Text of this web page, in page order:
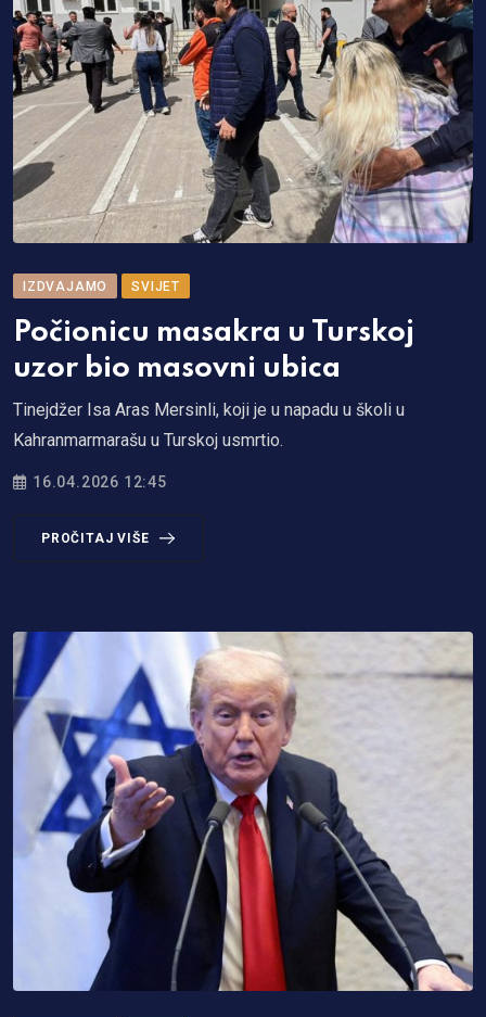
IZDVAJAMO SVIJET
Počionicu masakra u Turskoj
uzor bio masovni ubica
Tinejdžer Isa Aras Mersinli, koji je u napadu u školi u
Kahranmarmarašu u Turskoj usmrtio.
16.04.2026 12:45
PROČITAJ VIŠE